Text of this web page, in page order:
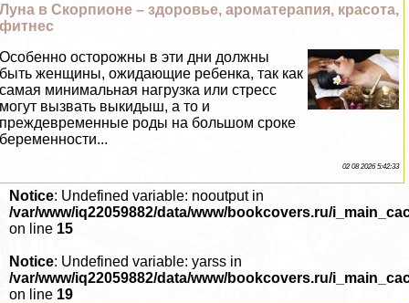
Луна в Скорпионе – здоровье, ароматерапия, красота,
фитнес
Особенно осторожны в эти дни должны
быть женщины, ожидающие ребенка, так как
самая минимальная нагрузка или стресс
могут вызвать выкидыш, а то и
преждевременные роды на большом сроке
беременности...
02 08 2026 5:42:33
Notice: Undefined variable: nooutput in
/var/www/iq22059882/data/www/bookcovers.ru/
on line 15
Notice: Undefined variable: yarss in
/var/www/iq22059882/data/www/bookcovers.ru/
on line 19